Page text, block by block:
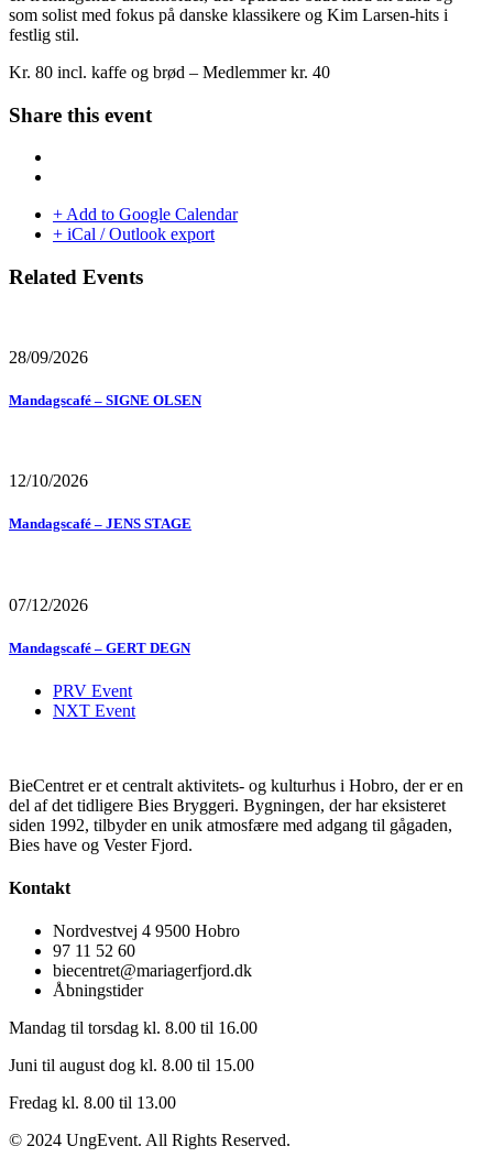
som solist med fokus på danske klassikere og Kim Larsen-hits i
festlig stil.
Kr. 80 incl. kaffe og brød – Medlemmer kr. 40
Share this event
+ Add to Google Calendar
+ iCal / Outlook export
Related Events
28/09/2026
Mandagscafé – SIGNE OLSEN
12/10/2026
Mandagscafé – JENS STAGE
07/12/2026
Mandagscafé – GERT DEGN
PRV Event
NXT Event
BieCentret er et centralt aktivitets- og kulturhus i Hobro, der er en
del af det tidligere Bies Bryggeri. Bygningen, der har eksisteret
siden 1992, tilbyder en unik atmosfære med adgang til gågaden,
Bies have og Vester Fjord.
Kontakt
Nordvestvej 4 9500 Hobro
97 11 52 60
biecentret@mariagerfjord.dk
Åbningstider
Mandag til torsdag kl. 8.00 til 16.00
Juni til august dog kl. 8.00 til 15.00
Fredag kl. 8.00 til 13.00
© 2024 UngEvent. All Rights Reserved.